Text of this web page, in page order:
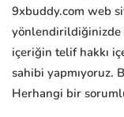
9xbuddy.com web
yönlendirildiğinizde
içeriğin telif hakkı
sahibi yapmıyoruz.
Herhangi bir